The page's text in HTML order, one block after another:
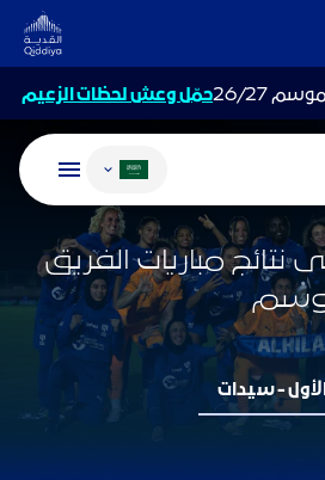
26/27 حمّل وعش لحظات الزعيم
تغيير اللغة
مباريات الفريق
- سيدات